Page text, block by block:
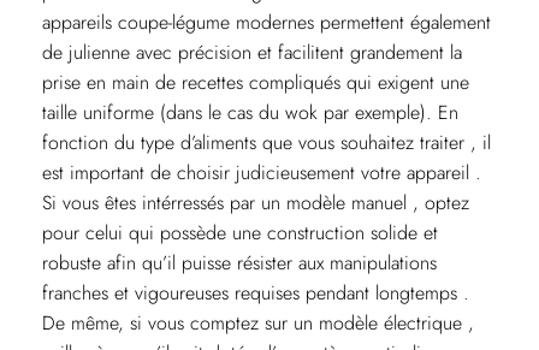
appareils coupe-légume modernes permettent également
de julienne avec précision et facilitent grandement la
prise en main de recettes compliqués qui exigent une
taille uniforme (dans le cas du wok par exemple). En
fonction du type d’aliments que vous souhaitez traiter , il
est important de choisir judicieusement votre appareil .
Si vous êtes intérressés par un modèle manuel , optez
pour celui qui possède une construction solide et
robuste afin qu’il puisse résister aux manipulations
franches et vigoureuses requises pendant longtemps .
De même, si vous comptez sur un modèle électrique ,